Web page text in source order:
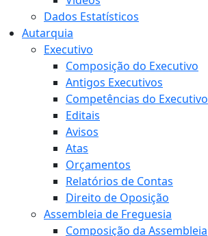
Dados Estatísticos
Autarquia
Executivo
Composição do Executivo
Antigos Executivos
Competências do Executivo
Editais
Avisos
Atas
Orçamentos
Relatórios de Contas
Direito de Oposição
Assembleia de Freguesia
Composição da Assembleia